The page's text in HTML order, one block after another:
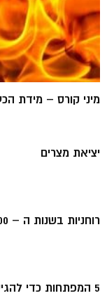
מיני קורס – מידת
יציאת מצרים
רוחניות בשנות ה – 2000
5 המפתחות כדי להגיע לשלמות